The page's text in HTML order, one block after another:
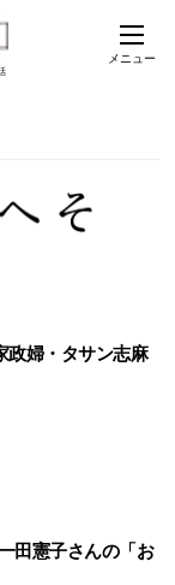
メニュー
婦・タサン志麻
田憲子さんの「お